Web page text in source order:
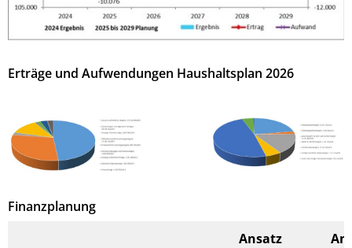
Erträge und Aufwendungen Haushaltsplan 2026
Finanzplanung
Ansatz